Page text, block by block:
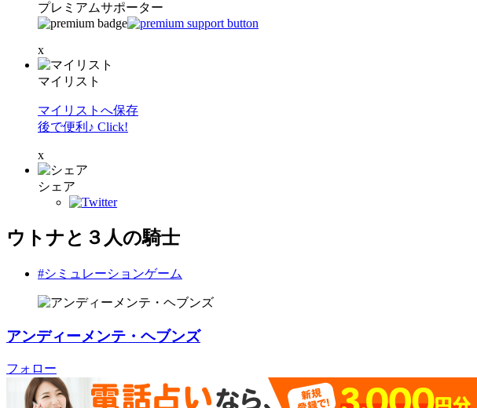
プレミアムサポーター
x
マイリスト
マイリストへ保存
後で便利♪ Click!
x
シェア
ウトナと３人の騎士
#シミュレーションゲーム
アンディーメンテ・ヘブンズ
フォロー